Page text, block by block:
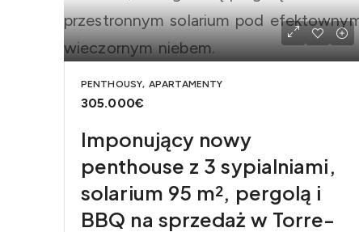
PENTHOUSY, APARTAMENTY
305.000€
Imponujący nowy
penthouse z 3 sypialniami,
solarium 95 m², pergolą i
BBQ na sprzedaż w Torre-